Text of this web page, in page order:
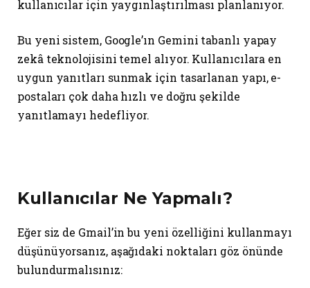
kullanıcılar için yaygınlaştırılması planlanıyor.
Bu yeni sistem, Google’ın Gemini tabanlı yapay
zekâ teknolojisini temel alıyor. Kullanıcılara en
uygun yanıtları sunmak için tasarlanan yapı, e-
postaları çok daha hızlı ve doğru şekilde
yanıtlamayı hedefliyor.
Kullanıcılar Ne Yapmalı?
Eğer siz de Gmail’in bu yeni özelliğini kullanmayı
düşünüyorsanız, aşağıdaki noktaları göz önünde
bulundurmalısınız: